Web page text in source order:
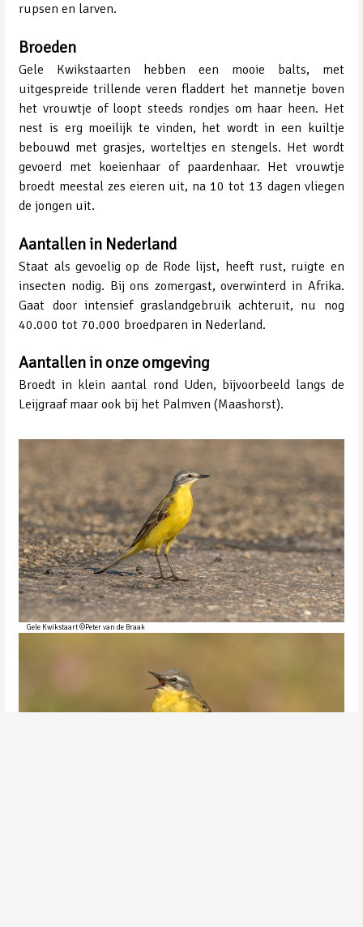
rupsen en larven.
Broeden
Gele Kwikstaarten hebben een mooie balts, met
uitgespreide trillende veren fladdert het mannetje boven
het vrouwtje of loopt steeds rondjes om haar heen. Het
nest is erg moeilijk te vinden, het wordt in een kuiltje
bebouwd met grasjes, worteltjes en stengels. Het wordt
gevoerd met koeienhaar of paardenhaar. Het vrouwtje
broedt meestal zes eieren uit, na 10 tot 13 dagen vliegen
de jongen uit.
Aantallen in Nederland
Staat als gevoelig op de Rode lijst, heeft rust, ruigte en
insecten nodig. Bij ons zomergast, overwinterd in Afrika.
Gaat door intensief graslandgebruik achteruit, nu nog
40.000 tot 70.000 broedparen in Nederland.
Aantallen in onze omgeving
Broedt in klein aantal rond Uden, bijvoorbeeld langs de
Leijgraaf maar ook bij het Palmven (Maashorst).
Gele Kwikstaart ©Peter van de Braak